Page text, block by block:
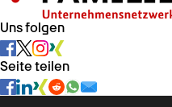
Uns folgen
Seite teilen